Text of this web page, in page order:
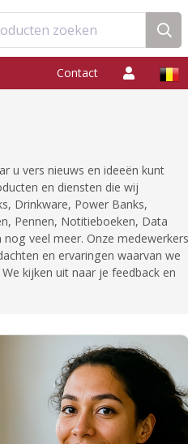
zoeken
Contact
u vers nieuws en ideeën kunt
en diensten die wij
Drinkware, Power Banks,
Pennen, Notitieboeken, Data
veel meer. Onze medewerkers
en ervaringen waarvan we
kijken uit naar je feedback en